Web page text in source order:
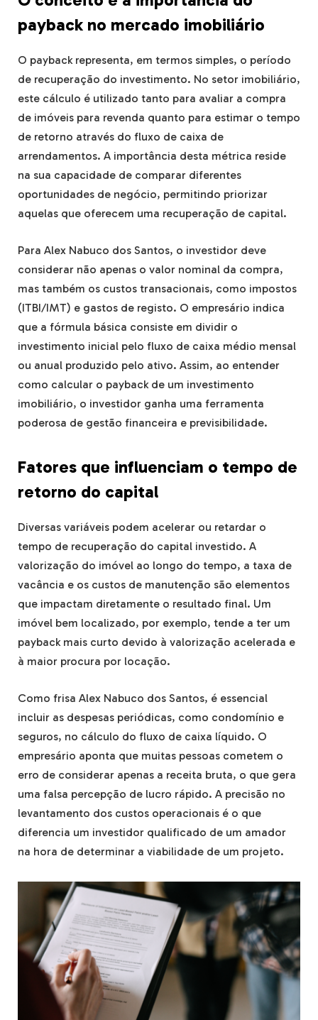
payback no mercado imobiliário
O payback representa, em termos simples, o período
de recuperação do investimento. No setor imobiliário,
este cálculo é utilizado tanto para avaliar a compra
de imóveis para revenda quanto para estimar o tempo
de retorno através do fluxo de caixa de
arrendamentos. A importância desta métrica reside
na sua capacidade de comparar diferentes
oportunidades de negócio, permitindo priorizar
aquelas que oferecem uma recuperação de capital.
Para Alex Nabuco dos Santos, o investidor deve
considerar não apenas o valor nominal da compra,
mas também os custos transacionais, como impostos
(ITBI/IMT) e gastos de registo. O empresário indica
que a fórmula básica consiste em dividir o
investimento inicial pelo fluxo de caixa médio mensal
ou anual produzido pelo ativo. Assim, ao entender
como calcular o payback de um investimento
imobiliário, o investidor ganha uma ferramenta
poderosa de gestão financeira e previsibilidade.
Fatores que influenciam o tempo de
retorno do capital
Diversas variáveis podem acelerar ou retardar o
tempo de recuperação do capital investido. A
valorização do imóvel ao longo do tempo, a taxa de
vacância e os custos de manutenção são elementos
que impactam diretamente o resultado final. Um
imóvel bem localizado, por exemplo, tende a ter um
payback mais curto devido à valorização acelerada e
à maior procura por locação.
Como frisa Alex Nabuco dos Santos, é essencial
incluir as despesas periódicas, como condomínio e
seguros, no cálculo do fluxo de caixa líquido. O
empresário aponta que muitas pessoas cometem o
erro de considerar apenas a receita bruta, o que gera
uma falsa percepção de lucro rápido. A precisão no
levantamento dos custos operacionais é o que
diferencia um investidor qualificado de um amador
na hora de determinar a viabilidade de um projeto.